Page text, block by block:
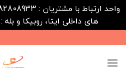
های داخلی ایتا، روبیکا و بله : 09031116395
to
content